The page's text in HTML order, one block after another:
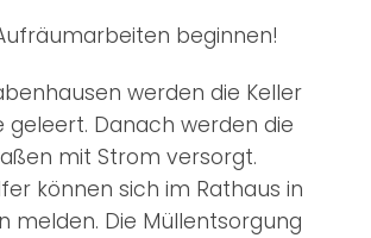
beginnen!
werden die Keller
geleert. Danach werden die
mit Strom versorgt.
können sich im Rathaus in
melden. Die Müllentsorgung